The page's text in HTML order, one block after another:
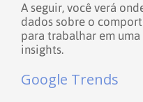
A seguir, você verá
dados sobre o
para trabalhar em
insights.
Google Trends